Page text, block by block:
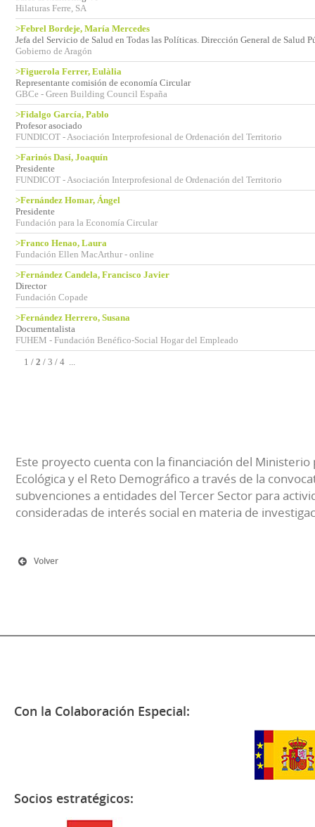
Hilaturas Ferre, SA
>Febrel Bordeje, María Mercedes
Jefa del Servicio de Salud en Todas las Políticas. Dirección General de Salud
Gobierno de Aragón
>Figuerola Ferrer, Eulàlia
Representante comisión de economía Circular
GBCe - Green Building Council España
>Fidalgo García, Pablo
Profesor asociado
FUNDICOT - Asociación Interprofesional de Ordenación del Territorio
>Farinós Dasí, Joaquín
Presidente
FUNDICOT - Asociación Interprofesional de Ordenación del Territorio
>Fernández Homar, Ángel
Presidente
Fundación para la Economía Circular
>Franco Henao, Laura
Fundación Ellen MacArthur - online
>Fernández Candela, Francisco Javier
Director
Fundación Copade
>Fernández Herrero, Susana
Documentalista
FUHEM - Fundación Benéfico-Social Hogar del Empleado
1 / 2 / 3 / 4 ...
Este proyecto cuenta con la financiación del Ministerio
Ecológica y el Reto Demográfico a través de la
subvenciones a entidades del Tercer Sector para
consideradas de interés social en materia de
Volver
Con la Colaboración Especial:
Socios estratégicos: